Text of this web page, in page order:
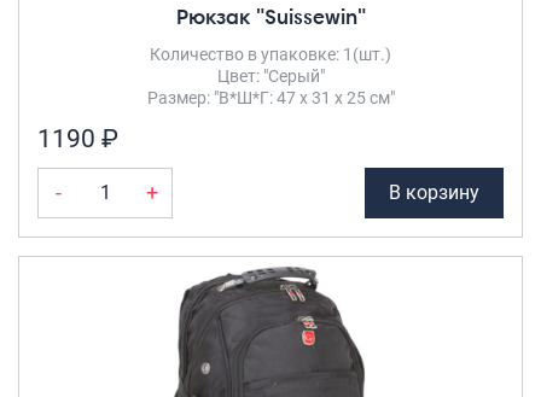
Рюкзак "Suissewin"
Количество в упаковке: 1(шт.)
Цвет: "Серый"
Размер: "В*Ш*Г: 47 х 31 х 25 см"
1190 ₽
- + В корзину